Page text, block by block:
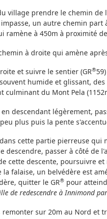
village prendre le chemin
un autre chemin
ramène à 450m à proximité
à droite qui amène
et suivre le sentier (GR®
humide et glissant,
culminant du Mont Pela
descendant légèrement,
plus puis la pente
cette partie pierreuse qui
descendre, passer à côté de
cette descente, poursuivre
la falaise, un belvédère est
quitter le GR®pour
de redescendre à Innimond
remonter sur 20m au Nord et